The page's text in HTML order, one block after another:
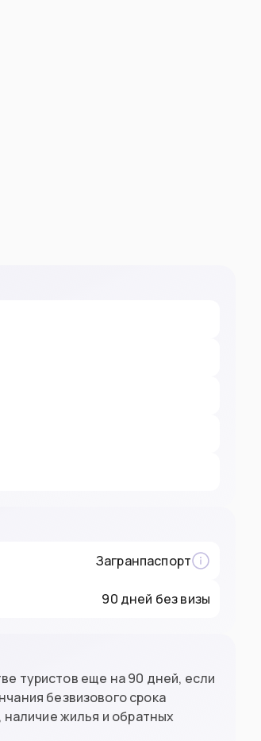
Загранпаспорт
90 дней без визы
туристов еще на 90 дней, если
безвизового срока
жилья и обратных